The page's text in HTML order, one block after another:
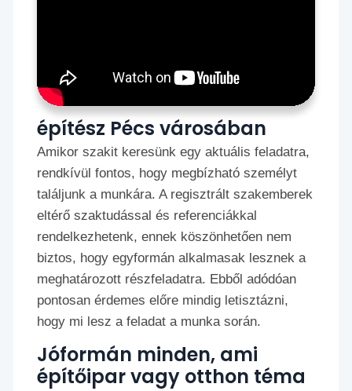
építész Pécs városában
Amikor szakit keresünk egy aktuális feladatra,
rendkívül fontos, hogy megbízható személyt
találjunk a munkára. A regisztrált szakemberek
eltérő szaktudással és referenciákkal
rendelkezhetenk, ennek köszönhetően nem
biztos, hogy egyformán alkalmasak lesznek a
meghatározott részfeladatra. Ebből adódóan
pontosan érdemes előre mindig letisztázni,
hogy mi lesz a feladat a munka során.
Jóformán minden, ami
építőipar vagy otthon téma